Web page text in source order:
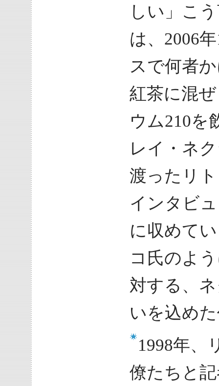
しい」こ
は、2006
スで何者
紅茶に混
ウム210を
レイ・ネ
渡ったリ
インタビ
に収めて
コ氏のよ
対する、
いを込め
1998年、
僚たちと